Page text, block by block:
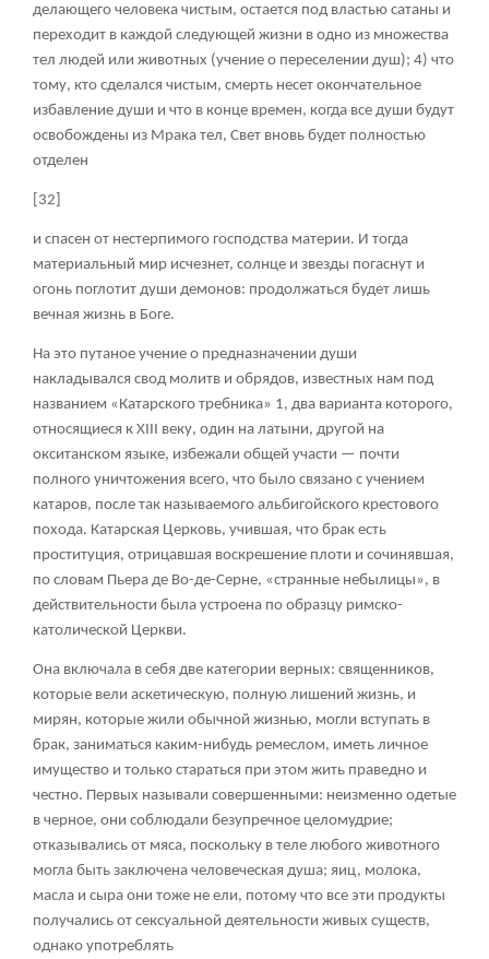
делающего человека чистым, остается под властью сатаны и
переходит в каждой следующей жизни в одно из множества
тел людей или животных (учение о переселении душ); 4) что
тому, кто сделался чистым, смерть несет окончательное
избавление души и что в конце времен, когда все души будут
освобождены из Мрака тел, Свет вновь будет полностью
отделен
[32]
и спасен от нестерпимого господства материи. И тогда
материальный мир исчезнет, солнце и звезды погаснут и
огонь поглотит души демонов: продолжаться будет лишь
вечная жизнь в Боге.
На это путаное учение о предназначении души
накладывался свод молитв и обрядов, известных нам под
названием «Катарского требника» 1, два варианта которого,
относящиеся к XIII веку, один на латыни, другой на
окситанском языке, избежали общей участи — почти
полного уничтожения всего, что было связано с учением
катаров, после так называемого альбигойского крестового
похода. Катарская Церковь, учившая, что брак есть
проституция, отрицавшая воскрешение плоти и сочинявшая,
по словам Пьера де Во-де-Серне, «странные небылицы», в
действительности была устроена по образцу римско-
католической Церкви.
Она включала в себя две категории верных: священников,
которые вели аскетическую, полную лишений жизнь, и
мирян, которые жили обычной жизнью, могли вступать в
брак, заниматься каким-нибудь ремеслом, иметь личное
имущество и только стараться при этом жить праведно и
честно. Первых называли совершенными: неизменно одетые
в черное, они соблюдали безупречное целомудрие;
отказывались от мяса, поскольку в теле любого животного
могла быть заключена человеческая душа; яиц, молока,
масла и сыра они тоже не ели, потому что все эти продукты
получались от сексуальной деятельности живых существ,
однако употреблять